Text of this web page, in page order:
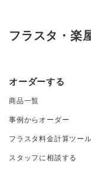
フラスタ・楽
オーダーする
商品一覧
事例からオーダー
フラスタ料金計算ツール
スタッフに相談する